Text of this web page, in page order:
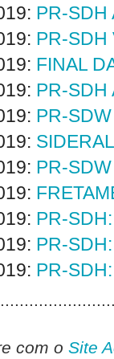
PR-SDH
PR-SDH
FINAL
PR-SDH
PR-
PR-
PR-
PR-
PR-
com o Site